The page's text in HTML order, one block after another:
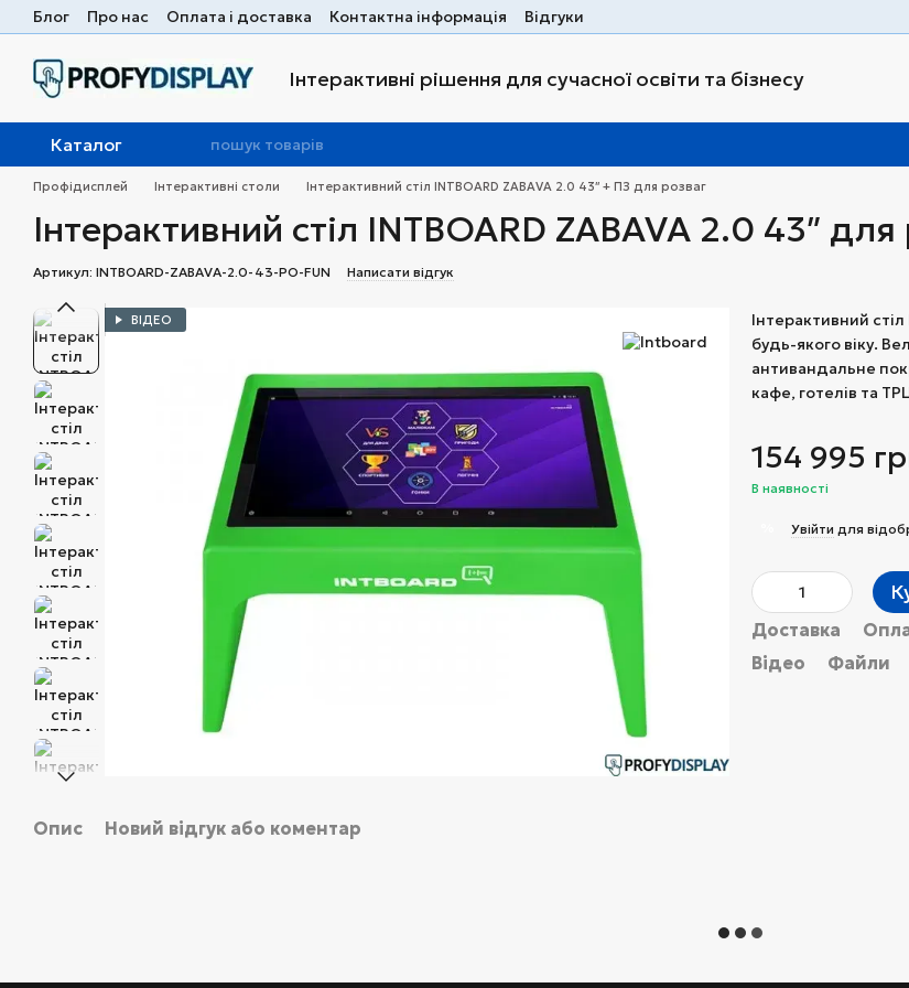
Перейти до основного контенту
Блог Про нас Оплата і доставка Контактна інформація Відгуки
Інтерактивні рішення для сучасної освіти та бізнесу
Каталог
Профідисплей Інтерактивні столи Інтерактивний стіл INTBOARD ZABAVA 2.0 43″ + ПЗ для розваг
Інтерактивний стіл INTBOARD ZABAVA 2.0 43″
Артикул: INTBOARD-ZABAVA-2.0-43-PO-FUN Написати відгук
ВІДЕО
Інтерактивний
будь-якого віку.
антивандальне
кафе, готелів та
154 995
В наявності
Увійти для
Доставка
Відео
Файли
Опис Новий відгук або коментар